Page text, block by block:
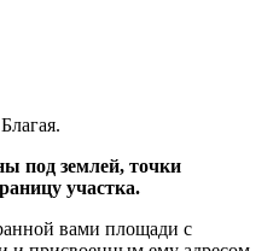
под землей, точки
участка.
вами площади с